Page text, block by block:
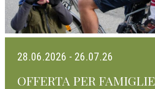
28.06.2026 - 26.07.26
OFFERTA PER FAMIGLIE